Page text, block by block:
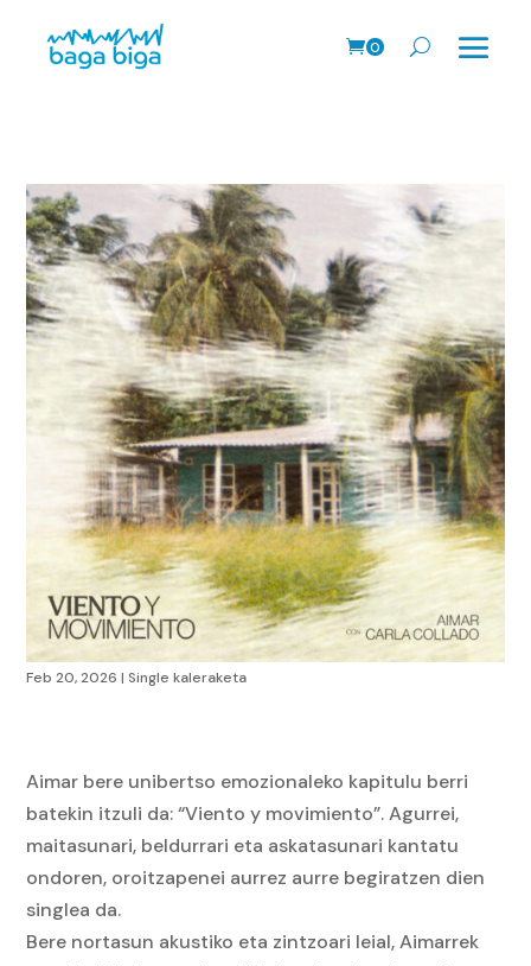
0
Feb 20, 2026 | Single kaleraketa
Aimar bere unibertso emozionaleko kapitulu berri
batekin itzuli da: “Viento y movimiento”. Agurrei,
maitasunari, beldurrari eta askatasunari kantatu
ondoren, oroitzapenei aurrez aurre begiratzen dien
singlea da.
Bere nortasun akustiko eta zintzoari leial, Aimarrek